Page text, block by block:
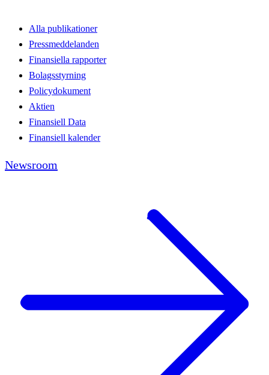
Alla publikationer
Pressmeddelanden
Finansiella rapporter
Bolagsstyrning
Policydokument
Aktien
Finansiell Data
Finansiell kalender
Newsroom